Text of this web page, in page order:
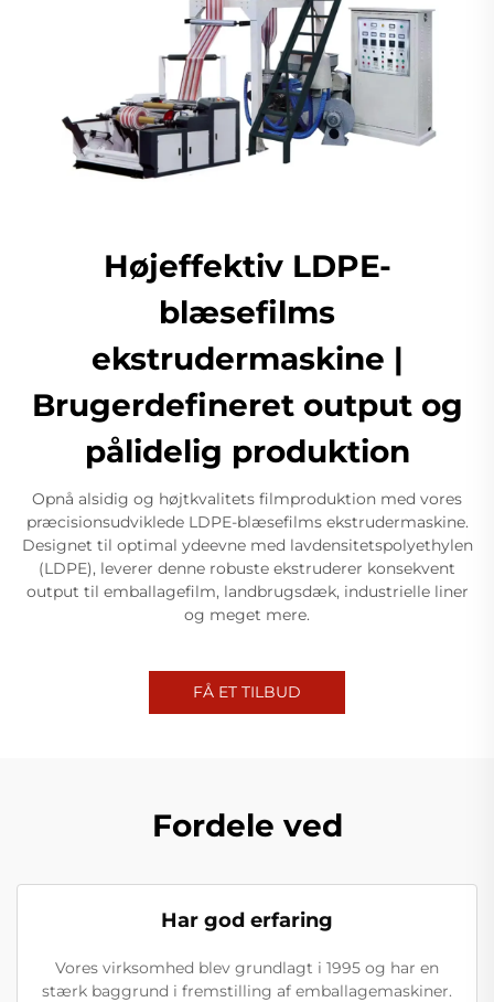
Højeffektiv LDPE-
blæsefilms
ekstrudermaskine |
Brugerdefineret output og
pålidelig produktion
Opnå alsidig og højtkvalitets filmproduktion med vores
præcisionsudviklede LDPE-blæsefilms ekstrudermaskine.
Designet til optimal ydeevne med lavdensitetspolyethylen
(LDPE), leverer denne robuste ekstruderer konsekvent
output til emballagefilm, landbrugsdæk, industrielle liner
og meget mere.
FÅ ET TILBUD
Fordele ved
Har god erfaring
Vores virksomhed blev grundlagt i 1995 og har en
stærk baggrund i fremstilling af emballagemaskiner.